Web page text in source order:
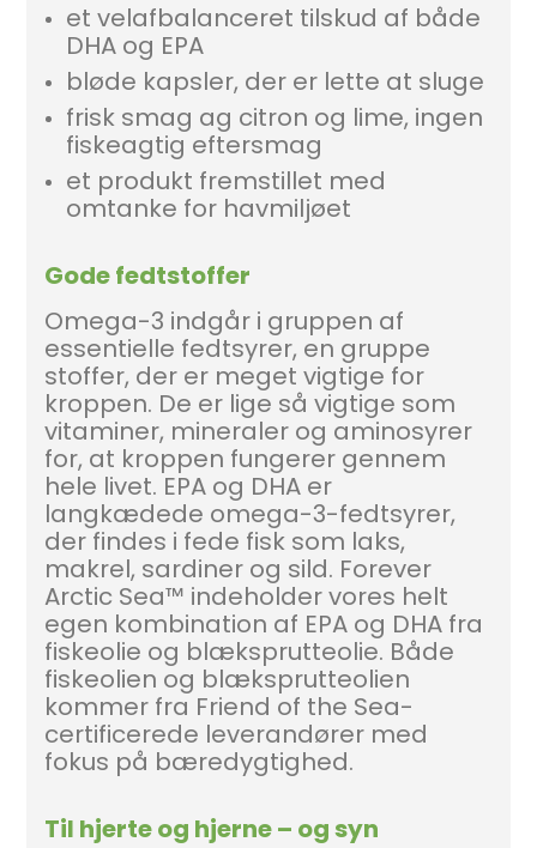
et velafbalanceret tilskud af både
DHA og EPA
bløde kapsler, der er lette at sluge
frisk smag ag citron og lime, ingen
fiskeagtig eftersmag
et produkt fremstillet med
omtanke for havmiljøet
Gode fedtstoffer
Omega-3 indgår i gruppen af
essentielle fedtsyrer, en gruppe
stoffer, der er meget vigtige for
kroppen. De er lige så vigtige som
vitaminer, mineraler og aminosyrer
for, at kroppen fungerer gennem
hele livet. EPA og DHA er
langkædede omega-3-fedtsyrer,
der findes i fede fisk som laks,
makrel, sardiner og sild. Forever
Arctic Sea™ indeholder vores helt
egen kombination af EPA og DHA fra
fiskeolie og blæksprutteolie. Både
fiskeolien og blæksprutteolien
kommer fra Friend of the Sea-
certificerede leverandører med
fokus på bæredygtighed.
Til hjerte og hjerne – og syn